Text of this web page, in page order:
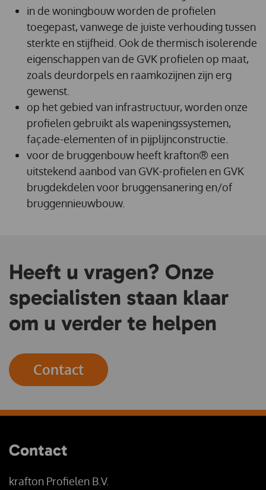
in de woningbouw worden de profielen
toegepast, vanwege de juiste verhouding tussen
sterkte en stijfheid. Ook de thermisch isolerende
eigenschappen van de GVK profielen op maat,
zoals deurdorpels en raamkozijnen zijn erg
gewenst.
op het gebied van infrastructuur, worden onze
profielen gebruikt als wapeningssystemen,
façade-elementen of in pijplijnconstructie.
voor de bruggenbouw heeft krafton® een
uitstekend aanbod van GVK-profielen en GVK
brugdekdelen voor bruggensanering en/of
bruggennieuwbouw.
Heeft u vragen? Onze
specialisten staan klaar
om u verder te helpen
Contact
Contact
krafton Profielen B.V.